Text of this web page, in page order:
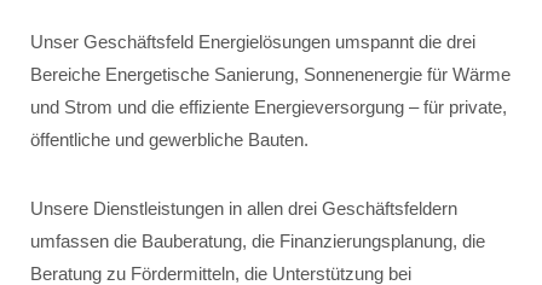
Unser Geschäftsfeld Energielösungen umspannt die drei
Bereiche Energetische Sanierung, Sonnenenergie für Wärme
und Strom und die effiziente Energieversorgung – für private,
öffentliche und gewerbliche Bauten.
Unsere Dienstleistungen in allen drei Geschäftsfeldern
umfassen die Bauberatung, die Finanzierungsplanung, die
Beratung zu Fördermitteln, die Unterstützung bei